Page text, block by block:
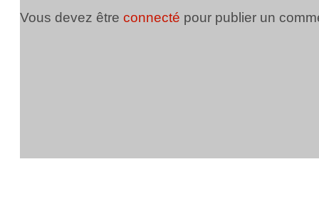
Vous devez être connecté pour publier un